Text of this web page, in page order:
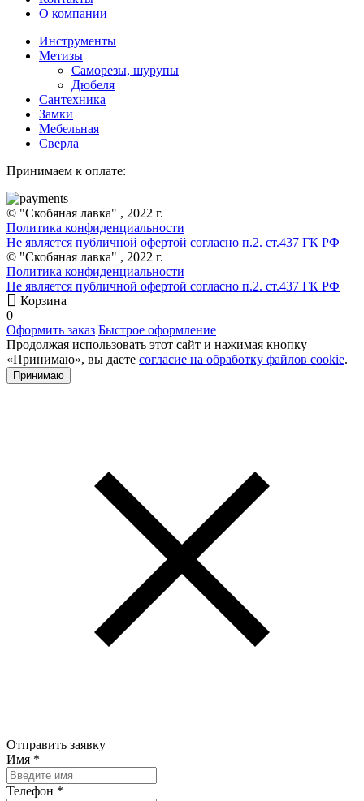
О компании
Инструменты
Метизы
Саморезы, шурупы
Дюбеля
Сантехника
Замки
Мебельная
Сверла
Принимаем к оплате:
© "Скобяная лавка" , 2022 г.
Политика конфиденциальности
Не является публичной офертой согласно п.2. ст.437 ГК РФ
© "Скобяная лавка" , 2022 г.
Политика конфиденциальности
Не является публичной офертой согласно п.2. ст.437 ГК РФ
Корзина
0
Оформить заказ Быстрое оформление
Продолжая использовать этот сайт и нажимая кнопку
«Принимаю», вы даете согласие на обработку файлов cookie.
Принимаю
Отправить заявку
Имя *
Телефон *